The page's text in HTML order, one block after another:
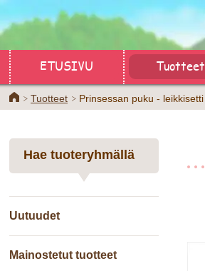
ETUSIVU Tuotteet
HomeTuotteet Prinsessan puku - leikkisetti
Hae tuoteryhmällä
Uutuudet
Mainostetut tuotteet